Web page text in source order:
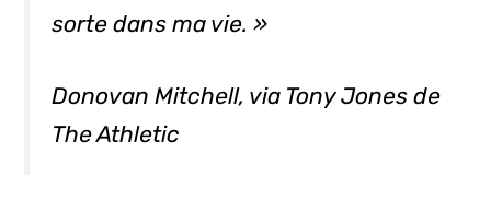
sorte dans ma vie. »
Donovan Mitchell, via Tony Jones de
The Athletic